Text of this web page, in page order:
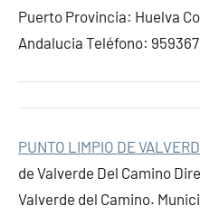
Puerto Provincia: Huelva
Andalucia Teléfono:
PUNTO LIMPIO DE
de Valverde Del Camino
Valverde del Camino.